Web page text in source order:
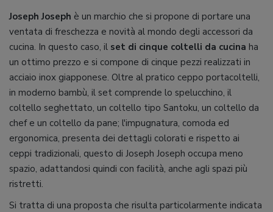
Joseph Joseph è un marchio che si propone di portare una
ventata di freschezza e novità al mondo degli accessori da
cucina. In questo caso, il set di cinque coltelli da cucina ha
un ottimo prezzo e si compone di cinque pezzi realizzati in
acciaio inox giapponese. Oltre al pratico ceppo portacoltelli,
in moderno bambù, il set comprende lo spelucchino, il
coltello seghettato, un coltello tipo Santoku, un coltello da
chef e un coltello da pane; l'impugnatura, comoda ed
ergonomica, presenta dei dettagli colorati e rispetto ai
ceppi tradizionali, questo di Joseph Joseph occupa meno
spazio, adattandosi quindi con facilità, anche agli spazi più
ristretti.
Si tratta di una proposta che risulta particolarmente indicata